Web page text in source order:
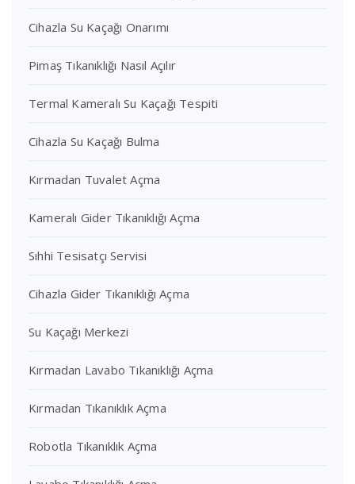
Cihazla Su Kaçağı Onarımı
Pimaş Tıkanıklığı Nasıl Açılır
Termal Kameralı Su Kaçağı Tespiti
Cihazla Su Kaçağı Bulma
Kırmadan Tuvalet Açma
Kameralı Gider Tıkanıklığı Açma
Sıhhi Tesisatçı Servisi
Cihazla Gider Tıkanıklığı Açma
Su Kaçağı Merkezi
Kırmadan Lavabo Tıkanıklığı Açma
Kırmadan Tıkanıklık Açma
Robotla Tıkanıklık Açma